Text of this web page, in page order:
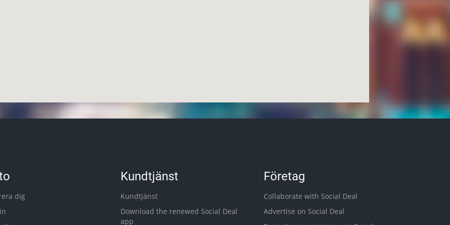
dig
Kundtjänst
Kundtjänst
Download the renewed Social Deal
app
Företag
Collaborate with Social Deal
Advertise on Social Deal